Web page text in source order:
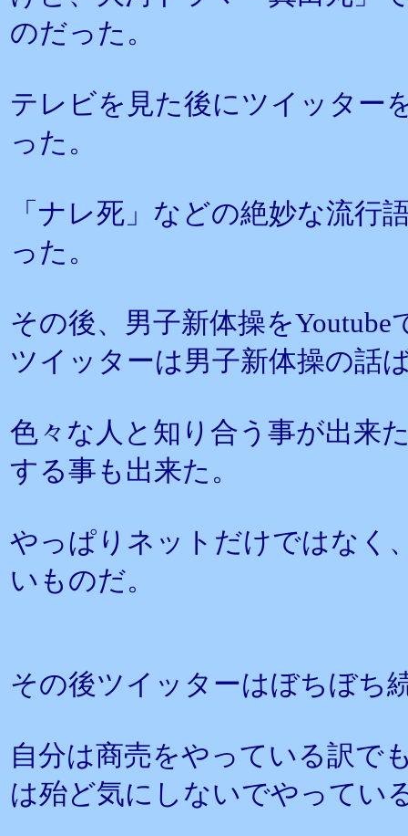
のだった。
テレビを見た後にツイッター
った。
「ナレ死」などの絶妙な流行
った。
その後、男子新体操を
ツイッターは男子新体操の話
色々な人と知り合う事が出来
する事も出来た。
やっぱりネットだけではなく
いものだ。
その後ツイッターはぼちぼち
自分は商売をやっている訳で
は殆ど気にしないでやってい